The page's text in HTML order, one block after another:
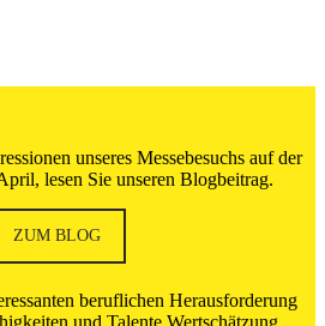
unseres Messebesuchs auf der
lesen Sie unseren Blogbeitrag.
ZUM BLOG
beruflichen Herausforderung
und Talente Wertschätzung